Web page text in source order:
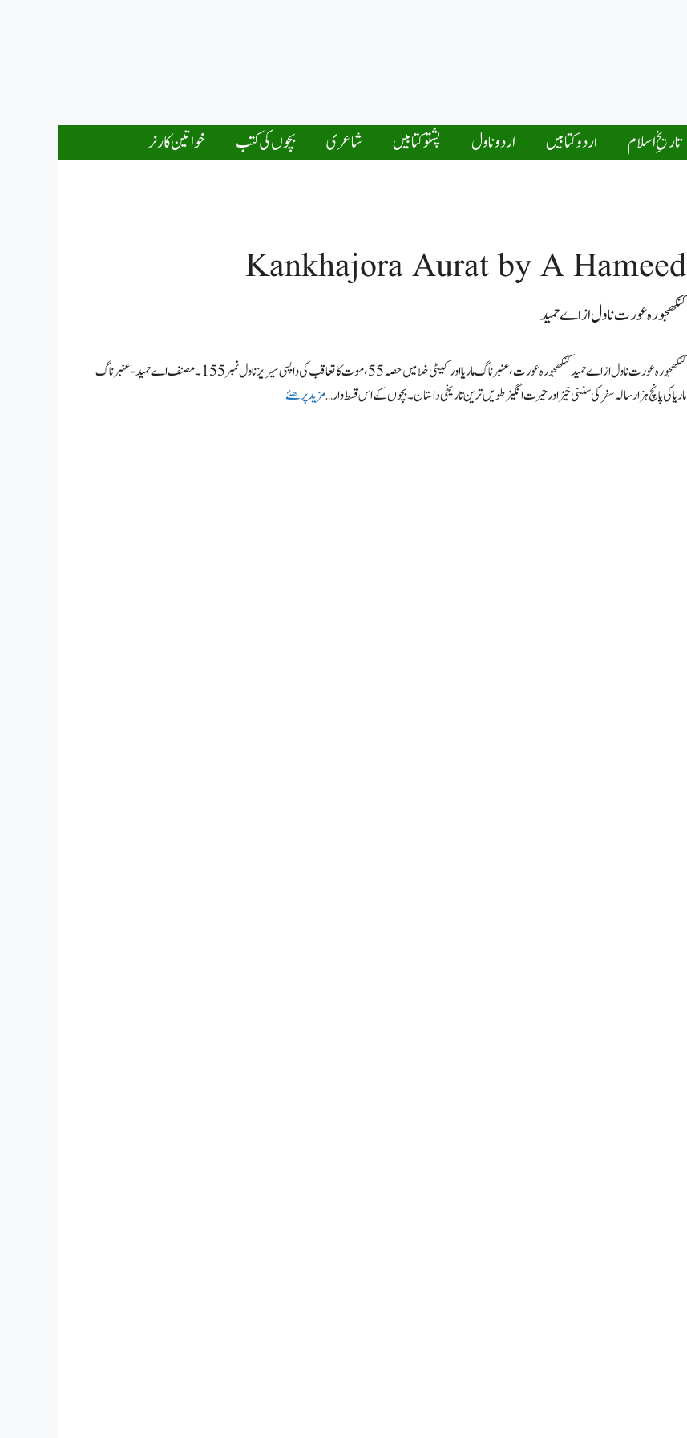
تاریخِ اسلام اردو کتابیں اردو ناول پشتو کتابیں شاعری بچوں کی کتب خواتین کارنر
Kankhajora Aurat by A Hameed
کنکھجورہ عورت ناول از اے حمید
کنکھجورہ عورت ناول از اے حمید کنکھجورہ عورت،عنبر ناگ ماریا اور کیٹی خلا میں حصہ 55، موت کا تعاقب کی واپسی سیریز ناول نمبر155۔ مصنف اے حمید- عنبر ناگ
ماریا کی پانچ ہزار سالہ سفر کی سننی خیز اور حیرت انگیز طویل ترین تاریخی داستان۔ بچوں کے اس قسط وار …مزید پرھئے